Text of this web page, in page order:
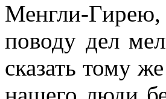
Менгли-Гирею,
поводу дел
сказать тому